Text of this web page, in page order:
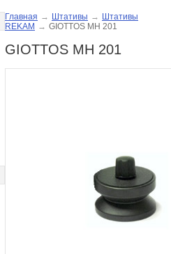
Главная → Штативы → Штативы
REKAM → GIOTTOS MH 201
GIOTTOS MH 201